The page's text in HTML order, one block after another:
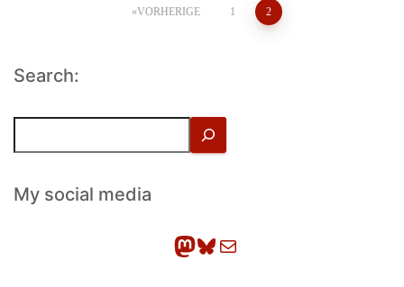
Seitennummerierung
VORHERIGE 1 2
Search:
h
eMy social media
Mastodon Bluesky E-Mail